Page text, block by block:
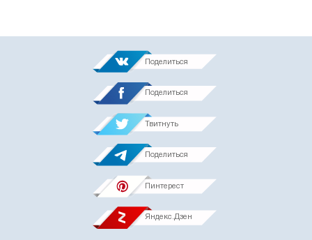
Поделиться
Поделиться
Твитнуть
Поделиться
Пинтерест
Яндекс.Дзен